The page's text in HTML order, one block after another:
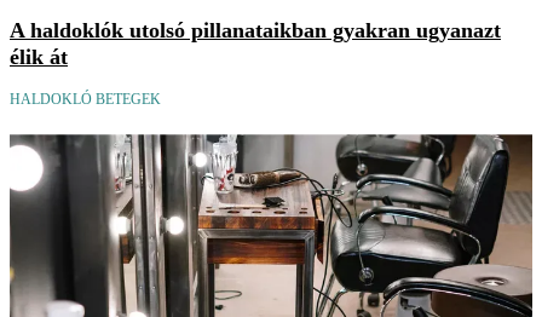
A haldoklók utolsó pillanataikban gyakran ugyanazt
élik át
HALDOKLÓ BETEGEK